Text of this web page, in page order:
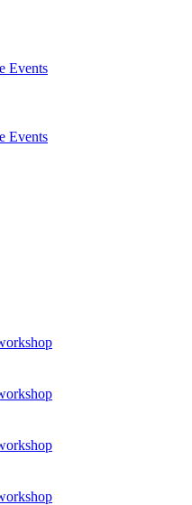
Events
Events